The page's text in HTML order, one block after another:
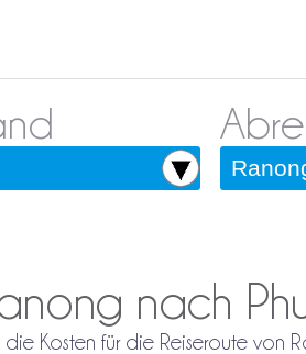
nach
Kosten für die Reiseroute von